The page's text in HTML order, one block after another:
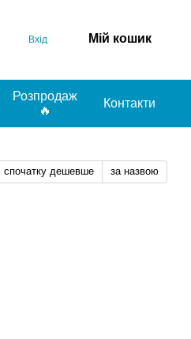
Вхід Мій кошик
Розпродаж
🔥
Контакти
спочатку дешевше за назвою